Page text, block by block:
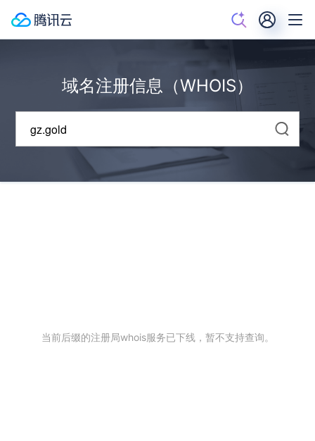
域名注册信息（WHOIS）
当前后缀的注册局whois服务已下线，暂不支持查询。